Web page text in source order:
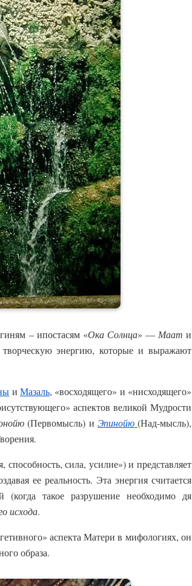
– ипостасям «Ока Солнца» — Маат и
энергию, которые и выражают
и Мазаль, «восходящего» и «нисходящего»
аспектов великой Мудрости
(Первомысль) и Эпинойю (Над-мысль),
способность, сила, усилие») и представляет
ее реальность. Эта энергия считается
такое разрушение необходимо дя
исхода.
аспекта Матери в мифологиях, он
образа.